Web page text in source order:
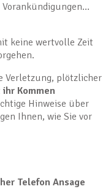
keine wertvolle Zeit
Verletzung, plötzlicher
ihr Kommen
Hinweise über
Ihnen, wie Sie vor
Telefon Ansage